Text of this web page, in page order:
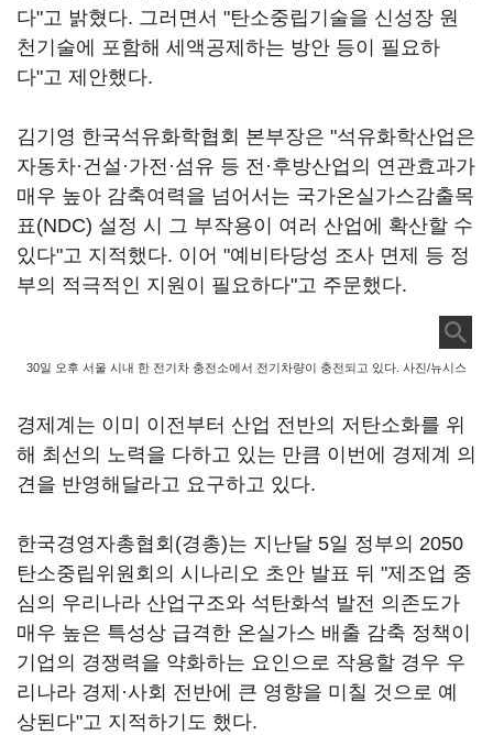
다"고 밝혔다. 그러면서 "탄소중립기술을 신성장 원
천기술에 포함해 세액공제하는 방안 등이 필요하
다"고 제안했다.
김기영 한국석유화학협회 본부장은 "석유화학산업은
자동차·건설·가전·섬유 등 전·후방산업의 연관효과가
매우 높아 감축여력을 넘어서는 국가온실가스감출목
표(NDC) 설정 시 그 부작용이 여러 산업에 확산할 수
있다"고 지적했다. 이어 "예비타당성 조사 면제 등 정
부의 적극적인 지원이 필요하다"고 주문했다.
30일 오후 서울 시내 한 전기차 충전소에서 전기차량이 충전되고 있다. 사진/뉴시스
경제계는 이미 이전부터 산업 전반의 저탄소화를 위
해 최선의 노력을 다하고 있는 만큼 이번에 경제계 의
견을 반영해달라고 요구하고 있다.
한국경영자총협회(경총)는 지난달 5일 정부의 2050
탄소중립위원회의 시나리오 초안 발표 뒤 "제조업 중
심의 우리나라 산업구조와 석탄화석 발전 의존도가
매우 높은 특성상 급격한 온실가스 배출 감축 정책이
기업의 경쟁력을 약화하는 요인으로 작용할 경우 우
리나라 경제·사회 전반에 큰 영향을 미칠 것으로 예
상된다"고 지적하기도 했다.